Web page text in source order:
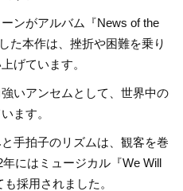
ンがアルバム『News of the
た本作は、挫折や困難を乗り
げています。
いアンセムとして、世界中の
ます。
手拍子のリズムは、観客を巻
にはミュージカル『We Will
採用されました。